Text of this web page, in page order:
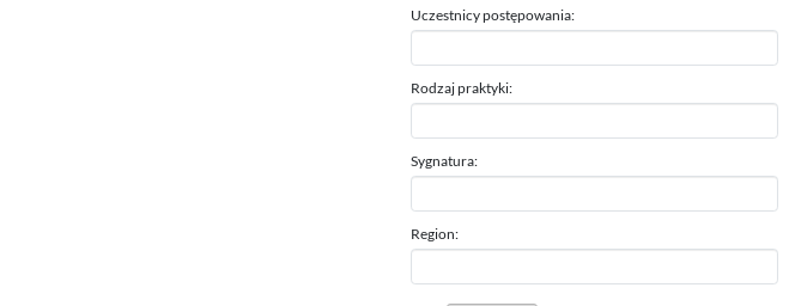
Uczestnicy postępowania:
Rodzaj praktyki:
Sygnatura:
Region: